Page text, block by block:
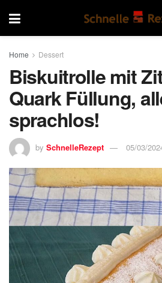
Home Dessert
Biskuitrolle mit
Quark Füllung,
sprachlos!
by SchnelleRezept 05/03/